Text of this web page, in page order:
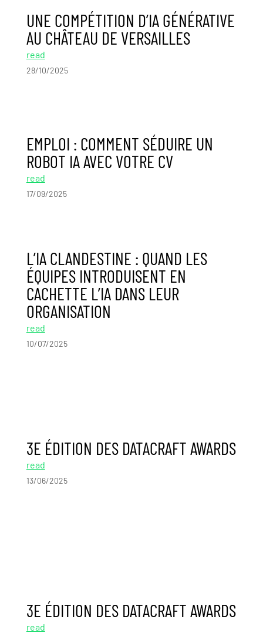
UNE COMPÉTITION D’IA GÉNÉRATIVE
AU CHÂTEAU DE VERSAILLES
read
28/10/2025
EMPLOI : COMMENT SÉDUIRE UN
ROBOT IA AVEC VOTRE CV
read
17/09/2025
L’IA CLANDESTINE : QUAND LES
ÉQUIPES INTRODUISENT EN
CACHETTE L’IA DANS LEUR
ORGANISATION
read
10/07/2025
3E ÉDITION DES DATACRAFT AWARDS
read
13/06/2025
3E ÉDITION DES DATACRAFT AWARDS
read